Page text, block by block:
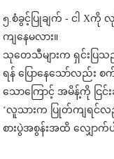
၅.စံခွင့်ပြုချက် - ငါ Xကို
ကျနေမလား။
သုတေသီများက ရှင်းပ
ရန် ပြောနေသော်လည်း စ
သောကြောင့် အမိန့်ကို ငြ
‘လူသားက ပြုတ်ကျရင်လ
စားပွဲအစွန်းအထိ လျှော